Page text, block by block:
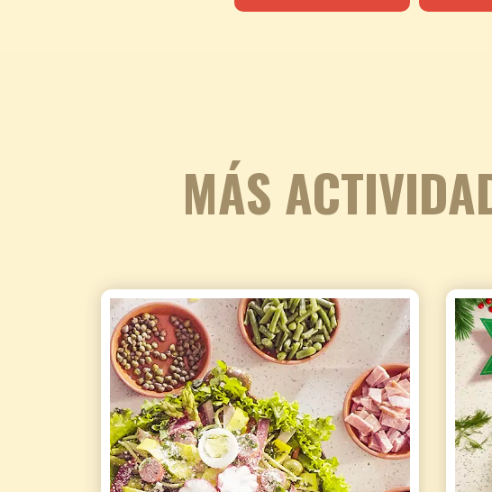
MÁS